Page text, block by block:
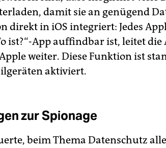
damit sie an genügend
direkt in iOS integriert: Jedes
ist?“-App auffindbar ist, leitet
weiter. Diese Funktion ist
aktiviert.
zur Spionage
beim Thema Datenschutz